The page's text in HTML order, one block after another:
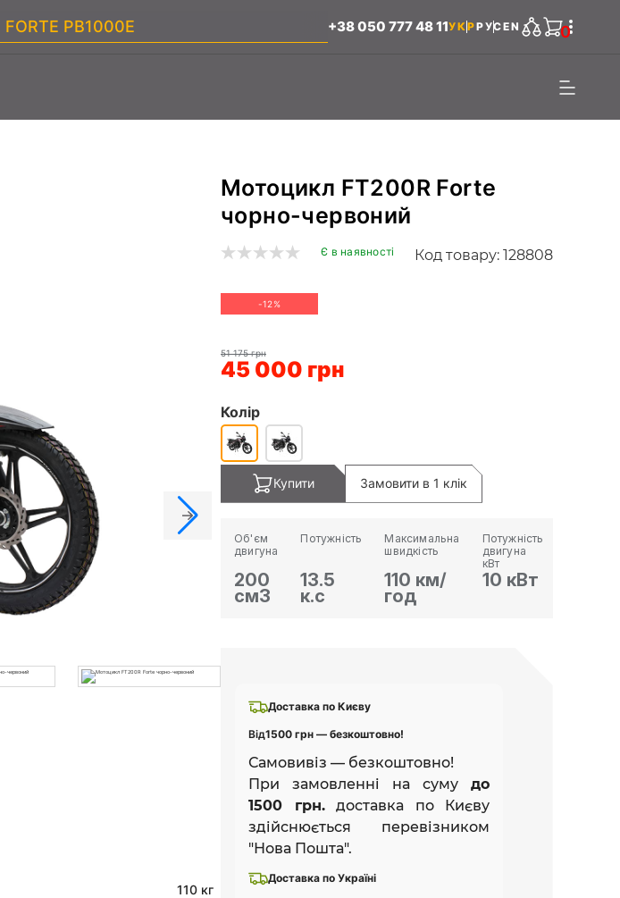
+38 050 777 48 11УКРРУСEN 0
110 кг
Мотоцикл FT200R Forte
чорно-червоний
Є в наявності Код товару: 128808
-12%
51 175 грн
45 000 грн
Колір
Купити Замовити в 1 клік
Об'єм
двигуна
200
см3
Потужність
13.5
к.с
Максимальна
швидкість
110 км/
год
Потужність
двигуна
кВт
10 кВт
Доставка по Києву
Від1500 грн — безкоштовно!
Самовивіз — безкоштовно!
При замовленні на суму до
1500 грн.доставка по Києву
здійснюється перевізником
"Нова Пошта".
Доставка по Україні